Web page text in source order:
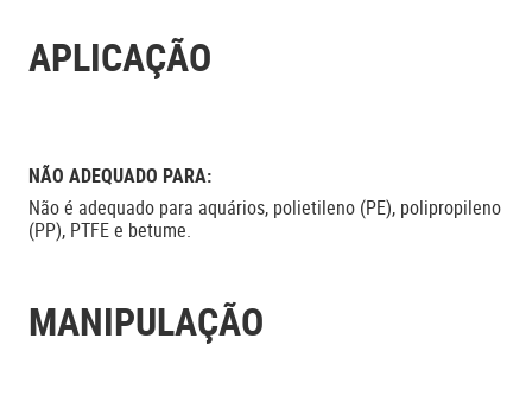
APLICAÇÃO
NÃO ADEQUADO PARA:
Não é adequado para aquários, polietileno (PE), polipropileno
(PP), PTFE e betume.
MANIPULAÇÃO